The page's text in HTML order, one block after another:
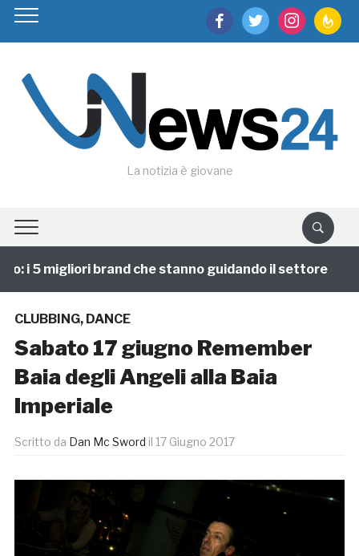
facebooktwitter instagram
La notizia è giovane
i 5 migliori brand che stanno guidando il settore
CLUBBING, DANCE
Sabato 17 giugno Remember
Baia degli Angeli alla Baia
Imperiale
Scritto da Dan Mc Sword il 17 Giugno 2017